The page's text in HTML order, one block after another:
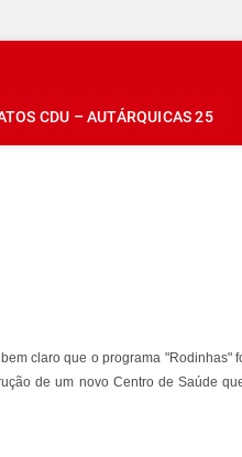
CDU – AUTÁRQUICAS 25
claro que o programa "Rodinhas"
de um novo Centro de Saúde